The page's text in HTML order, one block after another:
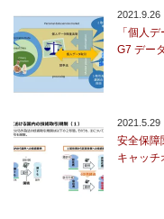
2021.9.26
「個人
G7 デー
2021.5.29
安全保障
キャッ